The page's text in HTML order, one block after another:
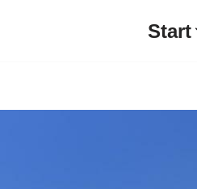
Start